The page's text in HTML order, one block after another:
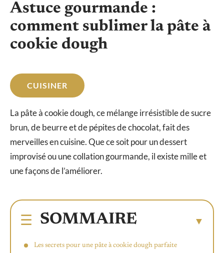
Astuce gourmande :
comment sublimer la pâte à
cookie dough
CUISINER
La pâte à cookie dough, ce mélange irrésistible de sucre
brun, de beurre et de pépites de chocolat, fait des
merveilles en cuisine. Que ce soit pour un dessert
improvisé ou une collation gourmande, il existe mille et
une façons de l’améliorer.
SOMMAIRE
Les secrets pour une pâte à cookie dough parfaite